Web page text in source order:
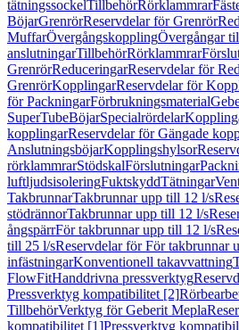
tätningssockelTillbehörRörklammrar
BöjarGrenrörReservdelar för Grenrör
MuffarÖvergångskopplingÖvergångar
anslutningarTillbehörRörklammrar
GrenrörReduceringarReservdelar för
GrenrörKopplingarReservdelar för
för PackningarFörbrukningsmaterial
SuperTubeBöjarSpecialrördelar
kopplingarReservdelar för Gängade
AnslutningsböjarKopplingshylsor
rörklammrarStödskalFörslutningar
luftljudsisoleringFuktskyddTätningar
TakbrunnarTakbrunnar upp till 12 l/s
stödrännorTakbrunnar upp till 12 l/s
ångspärrFör takbrunnar upp till 12 l/s
till 25 l/sReservdelar för För takbrunnar
infästningarKonventionell takavvattning
FlowFitHanddrivna pressverktyg
Pressverktyg kompatibilitet [2]
TillbehörVerktyg för Geberit Mepla
kompatibilitet [1]Pressverktyg